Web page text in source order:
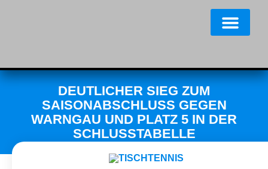
DEUTLICHER SIEG ZUM
SAISONABSCHLUSS GEGEN
WARNGAU UND PLATZ 5 IN DER
SCHLUSSTABELLE